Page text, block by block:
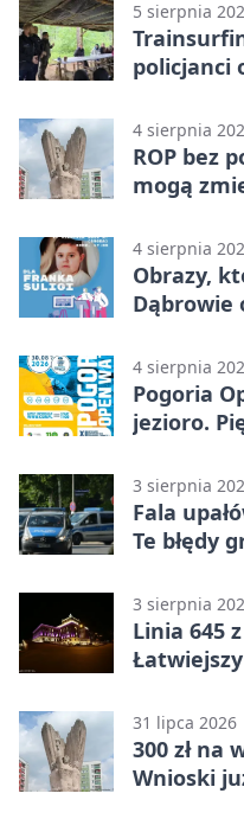
5 sierpnia
policjanci
4 sierpnia
ROP bez
mogą
4 sierpnia
Obrazy,
Dąbrowie
4 sierpnia
Pogoria
jezioro.
3 sierpnia
Fala
Te błędy
3 sierpnia
Linia 645
31 lipca 2026
300 zł na
Wnioski